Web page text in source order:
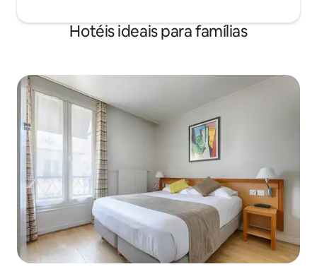
Hotéis ideais para famílias